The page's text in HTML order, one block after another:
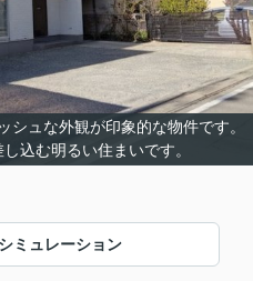
シュな外観が印象的な物件です。
込む明るい住まいです。
ミュレーション